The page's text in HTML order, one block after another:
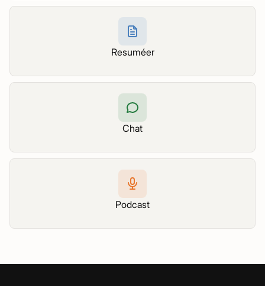
Resuméer
Chat
Podcast